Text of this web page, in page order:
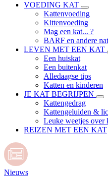
VOEDING KAT
Kattenvoeding
Kittenvoeding
Mag een kat... ?
BARF en andere
LEVEN MET EEN KAT
Een huiskat
Een buitenkat
Alledaagse tips
Katten en kinderen
JE KAT BEGRIJPEN
Kattengedrag
Kattengeluiden &
Leuke weetjes over
REIZEN MET EEN KAT
Nieuws